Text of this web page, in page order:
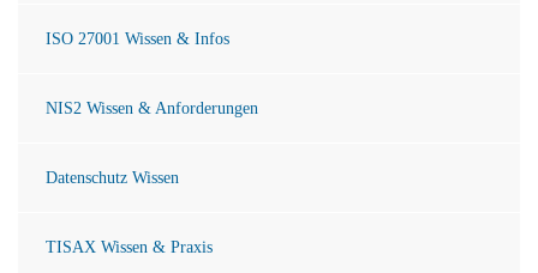
ISO 27001 Wissen & Infos
NIS2 Wissen & Anforderungen
Datenschutz Wissen
TISAX Wissen & Praxis